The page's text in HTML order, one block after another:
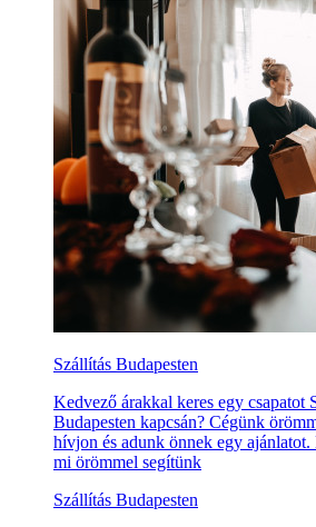
Szállítás Budapesten
Kedvező árakkal keres egy csapatot
Budapesten kapcsán? Cégünk
hívjon és adunk önnek egy
mi örömmel segítünk
Szállítás Budapesten